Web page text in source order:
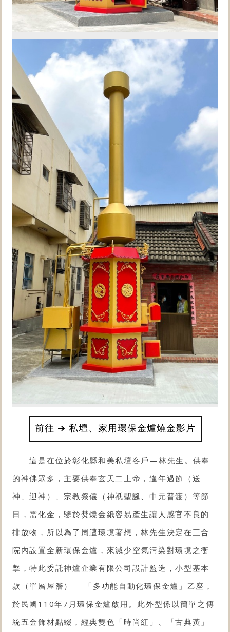
前往 ➔ 私壇、家用環保金爐燒金影片
這是在位於彰化縣和美私壇客戶—林先生。供奉
的神佛眾多，主要供奉玄天二上帝，逢年過節（送
神、迎神）、宗教祭儀（神祇聖誕、中元普渡）等節
日，需化金，鑒於焚燒金紙容易產生讓人感官不良的
排放物，所以為了周遭環境著想，林先生決定在三合
院內設置全新環保金爐 ，來減少空氣污染對環境之衝
擊，特此委託神爐企業有限公司設計監造，小型基本
款（單層屋簷） —「多功能自動化環保金爐 」乙座，
於民國110年7月環保金爐啟用。此外型係以簡單之傳
統五金飾材點綴，經典雙色「時尚紅」、「古典黃」